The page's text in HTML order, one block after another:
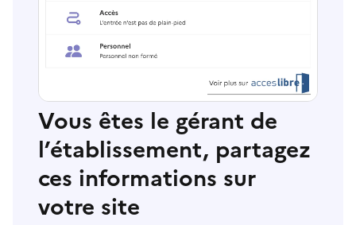
Vous êtes le gérant de
l’établissement, partagez
ces informations sur
votre site